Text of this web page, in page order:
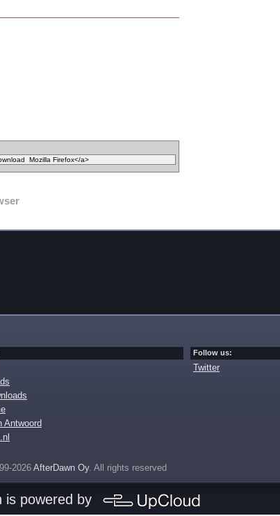
Antwoord
Follow us:
Twitter
2026 AfterDawn Oy. All rights reserved
is powered by